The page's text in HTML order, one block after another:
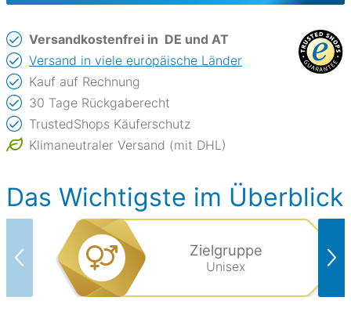
Versandkostenfrei in DE und AT
Versand in viele europäische Länder
Kauf auf Rechnung
30 Tage Rückgaberecht
TrustedShops Käuferschutz
Klimaneutraler Versand (mit DHL)
Das Wichtigste im Überblick
Zielgruppe
Unisex